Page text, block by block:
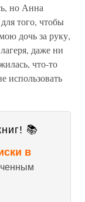
но Анна
того, чтобы
дочь за руку,
даже ни
что-то
использовать
📚
в